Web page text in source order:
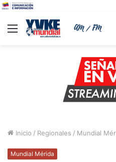
Menu
Inicio / Regionales / Mundial
Mundial Mérida